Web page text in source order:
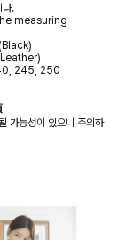
다.
measuring
245, 250
가능성이 있으니 주의하